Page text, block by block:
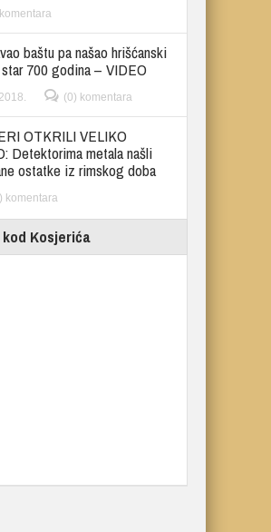
baštu pa našao hrišćanski
700 godina – VIDEO
(0) komentara
OTKRILI VELIKO
Detektorima metala našli
ostatke iz rimskog doba
komentara
Kosjerića